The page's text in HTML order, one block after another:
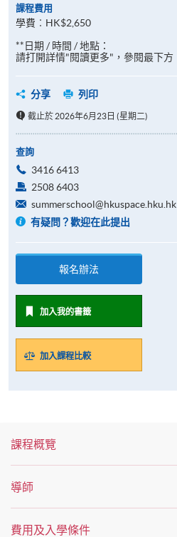
課程費用
學費︰HK$2,650
**日期 / 時間 / 地點：
請打開詳情"閱讀更多"，參閱最下方
分享 列印
截止於 2026年6月23日 (星期二)
查詢
3416 6413
2508 6403
summerschool@hkuspace.hku.hk
有疑問？歡迎在此提出
報名辦法
加入我的書籤
加入課程比較
課程概覽
導師
費用及入學條件